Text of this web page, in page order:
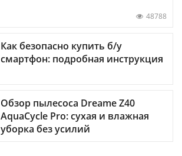
48788
Как безопасно купить б/у
смартфон: подробная инструкция
Обзор пылесоса Dreame Z40
AquaCycle Pro: сухая и влажная
уборка без усилий